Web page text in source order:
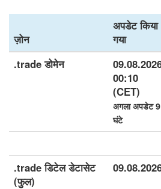
ज़ोन
अपडेट किया
गया
.trade डोमेन
00:10
(CET)
अगला अपडेट 9
घंटे
.trade डिटेल डेटासेट
(फुल)